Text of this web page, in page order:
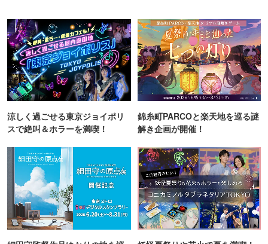
涼しく過ごせる東京ジョイポリ
スで絶叫＆ホラーを満喫！
錦糸町PARCOと楽天地を巡る謎
解き企画が開催！